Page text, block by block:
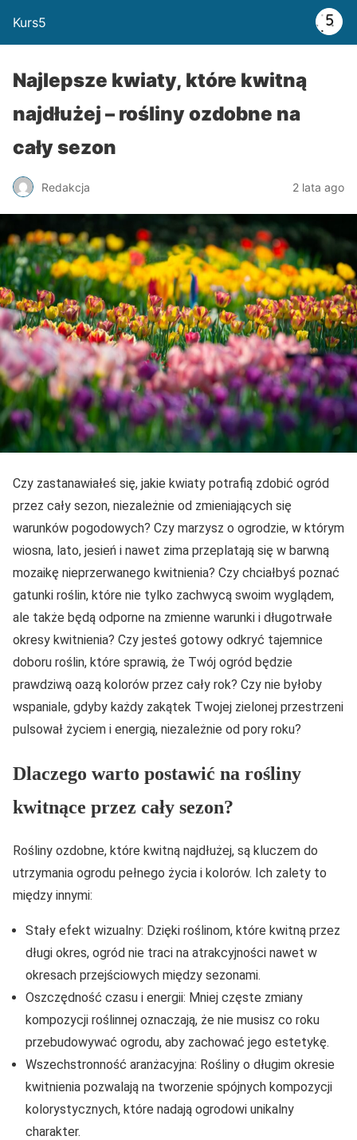
Kurs5
Najlepsze kwiaty, które kwitną
najdłużej – rośliny ozdobne na
cały sezon
Redakcja 2 lata ago
Czy zastanawiałeś się, jakie kwiaty potrafią zdobić ogród
przez cały sezon, niezależnie od zmieniających się
warunków pogodowych? Czy marzysz o ogrodzie, w którym
wiosna, lato, jesień i nawet zima przeplatają się w barwną
mozaikę nieprzerwanego kwitnienia? Czy chciałbyś poznać
gatunki roślin, które nie tylko zachwycą swoim wyglądem,
ale także będą odporne na zmienne warunki i długotrwałe
okresy kwitnienia? Czy jesteś gotowy odkryć tajemnice
doboru roślin, które sprawią, że Twój ogród będzie
prawdziwą oazą kolorów przez cały rok? Czy nie byłoby
wspaniale, gdyby każdy zakątek Twojej zielonej przestrzeni
pulsował życiem i energią, niezależnie od pory roku?
Dlaczego warto postawić na rośliny
kwitnące przez cały sezon?
Rośliny ozdobne, które kwitną najdłużej, są kluczem do
utrzymania ogrodu pełnego życia i kolorów. Ich zalety to
między innymi:
Stały efekt wizualny: Dzięki roślinom, które kwitną przez
długi okres, ogród nie traci na atrakcyjności nawet w
okresach przejściowych między sezonami.
Oszczędność czasu i energii: Mniej częste zmiany
kompozycji roślinnej oznaczają, że nie musisz co roku
przebudowywać ogrodu, aby zachować jego estetykę.
Wszechstronność aranżacyjna: Rośliny o długim okresie
kwitnienia pozwalają na tworzenie spójnych kompozycji
kolorystycznych, które nadają ogrodowi unikalny
charakter.